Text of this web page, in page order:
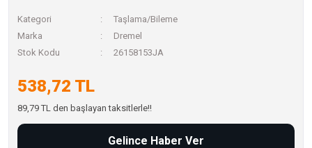
Kategori
Taşlama/Bileme
Marka
Dremel
Stok Kodu
26158153JA
538,72 TL
89,79 TL den başlayan taksitlerle!!
Gelince Haber Ver